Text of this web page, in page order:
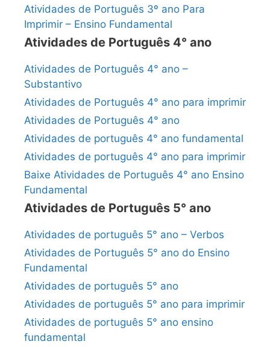
Atividades de Português 3º ano Para
Imprimir – Ensino Fundamental
Atividades de Português 4° ano
Atividades de Português 4° ano –
Substantivo
Atividades de Português 4° ano para imprimir
Atividades de Português 4° ano
Atividades de português 4° ano fundamental
Atividades de português 4° ano para imprimir
Baixe Atividades de Português 4° ano Ensino
Fundamental
Atividades de Português 5° ano
Atividades de português 5° ano – Verbos
Atividades de Português 5° ano do Ensino
Fundamental
Atividades de português 5° ano
Atividades de português 5° ano para imprimir
Atividades de português 5° ano ensino
fundamental